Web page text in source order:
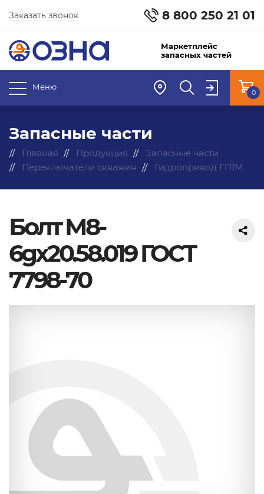
8 800 250 21 01
Заказать звонок
Маркетплейс
запасных частей
Меню
0
Запасные части
Главная Продукция
Запасные части
Переключатели скважин
Гидропривод ГП1М
Болт М8-
6gx20.58.019 ГОСТ
7798-70